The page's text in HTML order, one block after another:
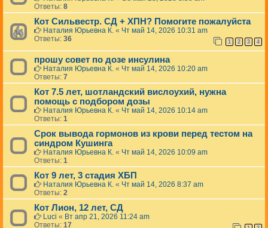
Ответы: 8
Кот Сильвестр. СД + ХПН? Помогите пожалуйста
Наталия Юрьевна К. « Чт май 14, 2026 10:31 am
Ответы: 36 1 2 3 4
прошу совет по дозе инсулина
Наталия Юрьевна К. « Чт май 14, 2026 10:20 am
Ответы: 7
Кот 7.5 лет, шотландский вислоухий, нужна
помощь с подбором дозы
Наталия Юрьевна К. « Чт май 14, 2026 10:14 am
Ответы: 1
Срок вывода гормонов из крови перед тестом на
синдром Кушинга
Наталия Юрьевна К. « Чт май 14, 2026 10:09 am
Ответы: 1
Кот 9 лет, 3 стадия ХБП
Наталия Юрьевна К. « Чт май 14, 2026 8:37 am
Ответы: 2
Кот Лион, 12 лет, СД
Luci « Вт апр 21, 2026 11:24 am
Ответы: 17